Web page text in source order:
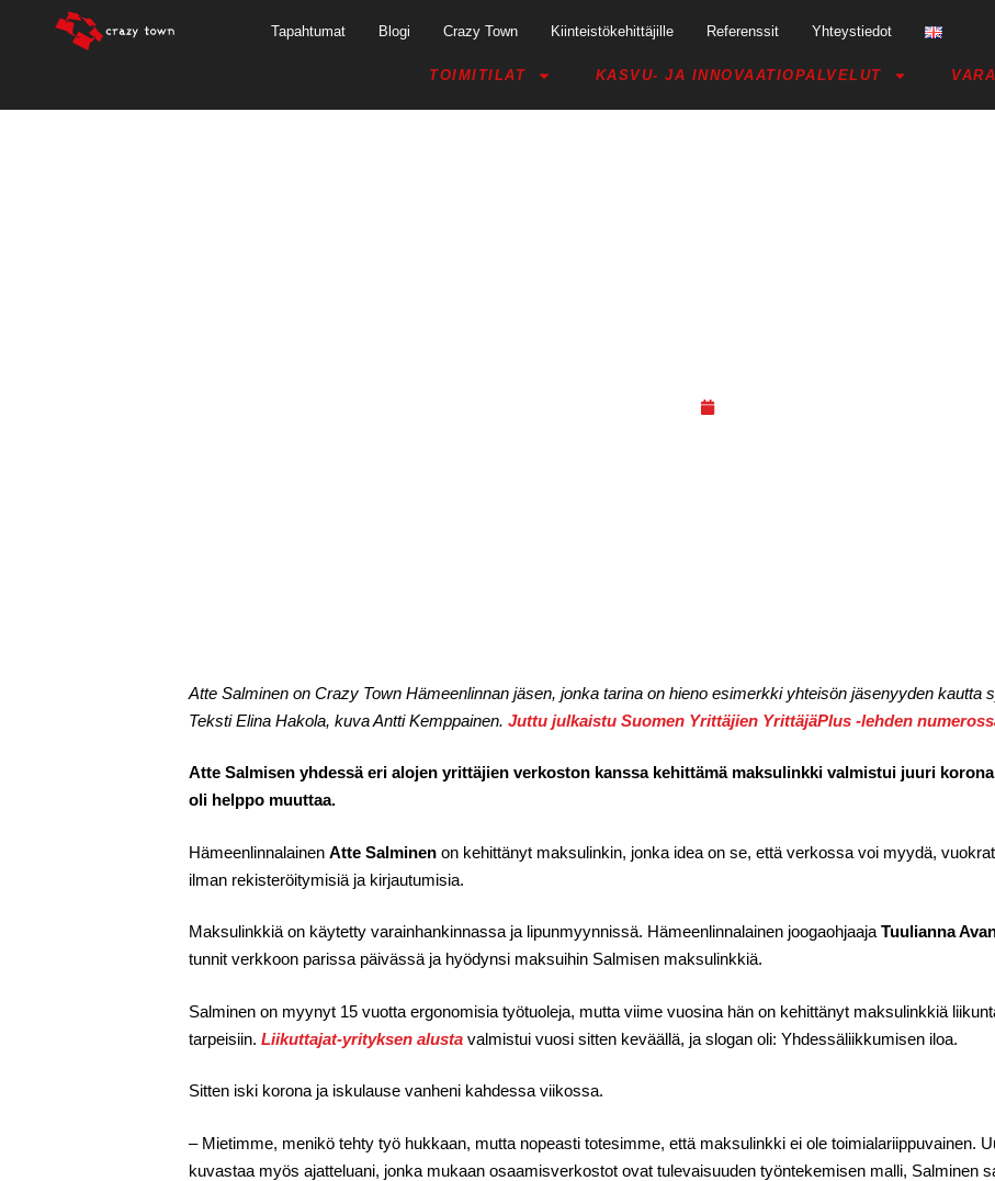
Tapahtumat Blogi Crazy Town Kiinteistökehittäjille Referenssit Yhteystiedot
TOIMITILAT KASVU- JA INNOVAATIOPALVELUT
Atte Salminen on Crazy Town Hämeenlinnan jäsen, jonka tarina on hieno esimerkki yhteisön jäsenyyden kautta
Teksti Elina Hakola, kuva Antti Kemppainen. Juttu julkaistu Suomen Yrittäjien YrittäjäPlus -lehden
Atte Salmisen yhdessä eri alojen yrittäjien verkoston kanssa kehittämä maksulinkki valmistui juuri
oli helppo muuttaa.
Hämeenlinnalainen Atte Salminen on kehittänyt maksulinkin, jonka idea on se, että verkossa voi myydä,
ilman rekisteröitymisiä ja kirjautumisia.
Maksulinkkiä on käytetty varainhankinnassa ja lipunmyynnissä. Hämeenlinnalainen joogaohjaaja Tuulianna
tunnit verkkoon parissa päivässä ja hyödynsi maksuihin Salmisen maksulinkkiä.
Salminen on myynyt 15 vuotta ergonomisia työtuoleja, mutta viime vuosina hän on kehittänyt maksulinkkiä
tarpeisiin. Liikuttajat-yrityksen alusta valmistui vuosi sitten keväällä, ja slogan oli: Yhdessäliikkumisen iloa.
Sitten iski korona ja iskulause vanheni kahdessa viikossa.
– Mietimme, menikö tehty työ hukkaan, mutta nopeasti totesimme, että maksulinkki ei ole toimialariippuvainen.
kuvastaa myös ajatteluani, jonka mukaan osaamisverkostot ovat tulevaisuuden työntekemisen malli, Salminen